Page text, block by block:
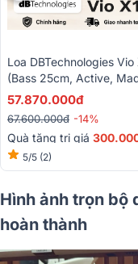
Loa DBTechnologies Vio
(Bass 25cm, Active,
Italy, Từ Neo)
57.870.000đ
67.600.000đ -14%
Quà tặng trị giá
Liên hệ để có giá tốt
5/5 (2)
Hình ảnh trọn bộ
hoàn thành